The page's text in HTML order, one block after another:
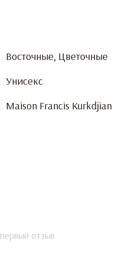
Восточные, Цветочные
Унисекс
Maison Francis Kurkdjian
отзыв